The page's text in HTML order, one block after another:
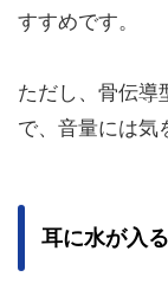
すすめです。
ただし、骨伝導
で、音量には気
耳に水が入る